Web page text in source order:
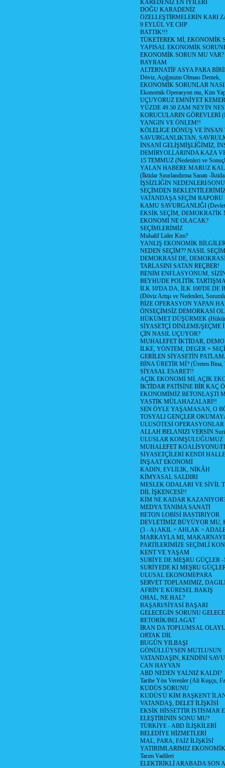
KAREDENİZ EN İYİLERİ
DOĞU KARADENİZ
ÖZELLEŞTİRMELERİN KARI
9 EYLÜL VE CHP
BATTIK!!!
TÜKETEREK Mİ, EKONOMİK
YAPISAL EKONOMİK
EKONOMİK SORUN MU VAR?
BAYRAM
ALTERNATİF ASYA PARA
Döviz, Açığınızın Olması Demek,
EKONOMİK SORUNLAR
Ekonomik Operasyon mu, Kim
UÇUYORUZ EMNİYET
YÜZDE 49.50 ZAM NEYİN
KORUCULARIN GÖREVLERİ
YANGIN VE ÖNLEM!!
KÖLELİGE DÖNÜŞ VE İNSAN
SAVURGANLIKTAN,
İNSANİ GELİŞMİŞLİĞİMİZ,
DEMİRYOLLARINDA KAZA
15 TEMMUZ (Nedenleri ve
YALAN HABERE MARUZ
(İktidar Sınırlandırma Sanatı -
İŞSİZLİĞİN NEDENLERİ/
SEÇİMDEN
VATANDAŞA SEÇİM RAPORU
KAMU SAVURGANLIĞI (Devlet
EKSİK SEÇİM, DEMOKRATİK
EKONOMİ NE OLACAK?
SEÇİMLERİMİZ
Muhalif Lider Kim?
YANLIŞ EKONOMİK
NEDEN SEÇİM?? NASIL
DEMOKRASİ DE,
TARLASINI SATAN REÇBER!
BENİM ENFLASYONUM,
BEYHUDE POLİTİK
İLK 10'DA DA, İLK 100'DE DE
(Döviz Artışı ve Nedenleri,
BİZE OPERASYON YAPAN
ÖNSEÇİMSİZ DEMORKASİ
HÜKÜMET DÜŞÜRMEK
SİYASETÇİ DİNLEME/ŞEÇME
ÇİN NASIL UÇUYOR?
MUHALEFET İKTİDAR,
İLKE, YÖNTEM, DEGER =
GERİLEN SİYASETİN
BİNA ÜRETİR Mİ? (Üreten Bina,
SİYASAL ESARET!!
AÇIK EKONOMİ Mİ, AÇIK
İKTİDAR PATİSİNE BİR KAÇ
EKONOMİMİZ BETONLAŞTI
YASTIK MÜLAHAZALARI!!
SEN ÖYLE YAŞAMASAN, O
TOSYALI GENÇLER
ULUSÖTESİ OPERASYONLAR
ALLAH BELANIZI VERSİN
ULUSLAR KOMŞULUĞUMUZ
MUHALEFET KOALİSYONU/
SİYASETÇİLERİ KENDİ
İNŞAAT EKONOMİ
KADIN, EVLİLİK, NİKÂH
KİMYASAL SALDIRI
MESLEK ODALARI VE SİVİL
DİL İŞKENCESİ!!
KİM NE KADAR
MEDYA TANIMA SANATI
BETON LOBİSİ BASTIRIYOR
DEVLETİMİZ BÜYÜYOR MU,
(3 - A) AKIL > AHLAK >
MARKAYLA MI,
PARTİLERİMİZE SEÇİMLİ
KENT VE YAŞAM
SURİYE DE MEŞRU GÜÇLER -
SURİYEDE Kİ MEŞRU
ULUSAL EKONOMİ/PARA
SERVET TOPLAMIMIZ,
AFRİN’E KÜRESEL BAKIŞ
OHAL, NE HAL?
BAŞARI/SİYASİ BAŞARI
GELECEGİN SORUNU
RETORİK/BELAGAT
İRAN DA TOPLUMSAL
ORTAK DİL
BUGÜN YILBAŞI
GÖNÜLLÜYSEN MUTLUSUN
VATANDAŞIN, KENDİNİ
CAN HAYVAN
ABD NEDEN YALNIZ KALDI?
Tarihe Yön Verenler (Ali Kuşçu,
KUDÜS SORUNU
KUDÜS'Ü KİM BAŞKENT
VATANDAŞ, DELET İLİŞKİSİ
EKSİK HİSSETTİR İSTİSMAR
ELEŞTİRİNİN SONU MU?
TÜRKİYE - ABD İLİŞKİLERİ
BELEDİYE HİZMETLERİ
MAL, PARA, FAİZ İLİŞKİSİ
YATIRIMLARIMIZ
Tarım Vadileri
ELEKTRİKLİ ARABADA SON